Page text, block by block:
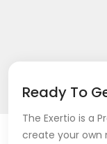
Ready To
The Exertio is a
create your own